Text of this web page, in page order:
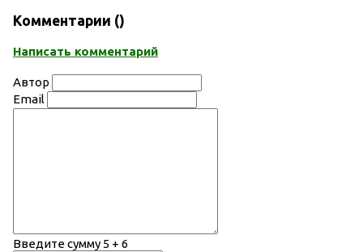
Комментарии ()
Написать комментарий
Автор
Email
Введите сумму 5 + 6